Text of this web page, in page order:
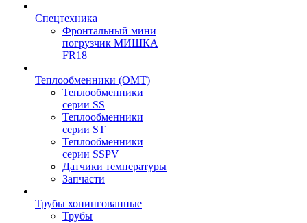
Спецтехника
Фронтальный мини
погрузчик МИШКА
FR18
Теплообменники (OMT)
Теплообменники
серии SS
Теплообменники
серии ST
Теплообменники
серии SSPV
Датчики температуры
Запчасти
Трубы хонингованные
Трубы